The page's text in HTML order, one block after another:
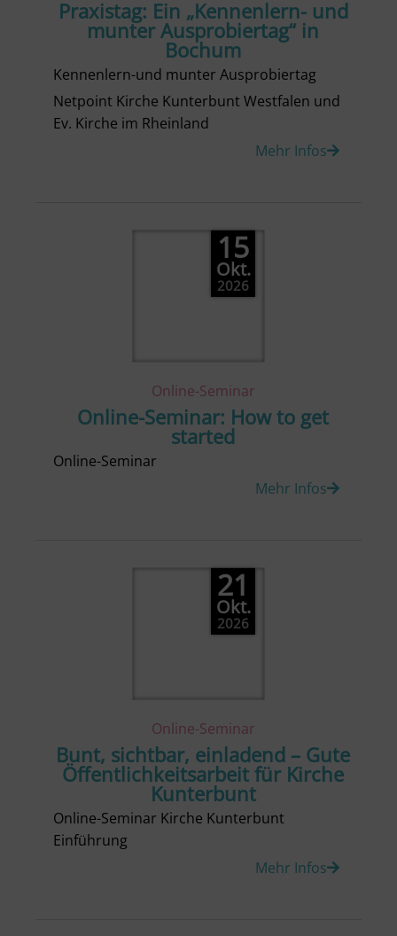
Praxistag: Ein „Kennenlern- und
munter Ausprobiertag“ in
Bochum
Kennenlern-und munter Ausprobiertag
Netpoint Kirche Kunterbunt Westfalen und
Ev. Kirche im Rheinland
Mehr Infos
15
Okt.
2026
Online-Seminar
Online-Seminar: How to get
started
Online-Seminar
Mehr Infos
21
Okt.
2026
Online-Seminar
Bunt, sichtbar, einladend – Gute
Öffentlichkeitsarbeit für Kirche
Kunterbunt
Online-Seminar Kirche Kunterbunt
Einführung
Mehr Infos